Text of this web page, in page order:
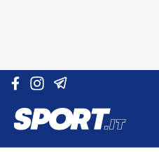
Vai al contenuto